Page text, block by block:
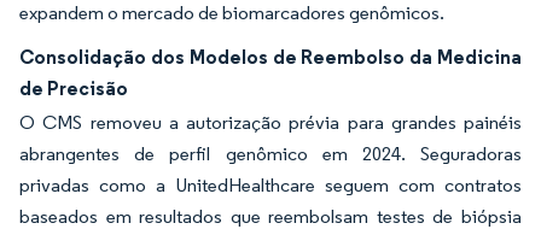
expandem o mercado de biomarcadores genômicos.
Consolidação dos Modelos de Reembolso da Medicina
de Precisão
O CMS removeu a autorização prévia para grandes painéis
abrangentes de perfil genômico em 2024. Seguradoras
privadas como a UnitedHealthcare seguem com contratos
baseados em resultados que reembolsam testes de biópsia